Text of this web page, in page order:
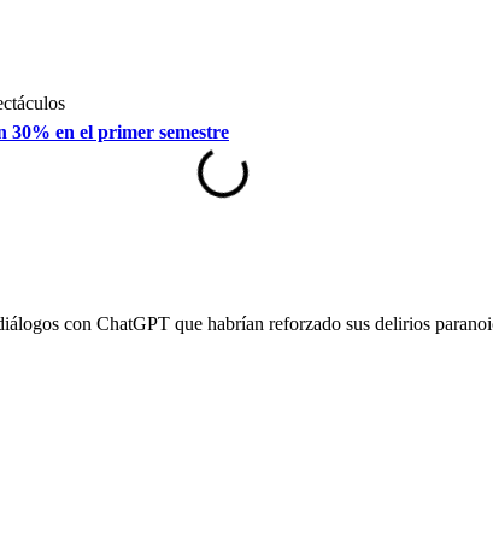
30% en el primer semestre
con ChatGPT que habrían reforzado sus delirios